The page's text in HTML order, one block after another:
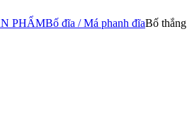
PHẨMBố đĩa / Má phanh đĩaBố